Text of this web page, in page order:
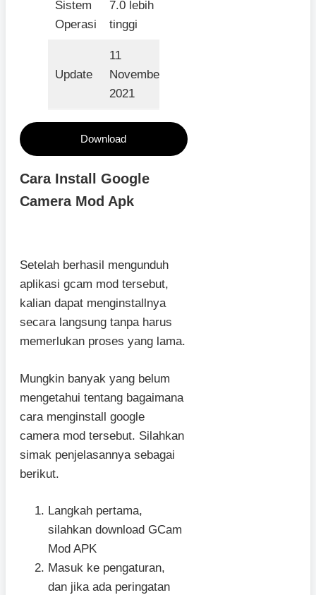
Sistem
Operasi
7.0 lebih
tinggi
Update
11
November
2021
Download
Cara Install Google
Camera Mod Apk
Setelah berhasil mengunduh
aplikasi gcam mod tersebut,
kalian dapat menginstallnya
secara langsung tanpa harus
memerlukan proses yang lama.
Mungkin banyak yang belum
mengetahui tentang bagaimana
cara menginstall google
camera mod tersebut. Silahkan
simak penjelasannya sebagai
berikut.
Langkah pertama,
silahkan download GCam
Mod APK
Masuk ke pengaturan,
dan jika ada peringatan